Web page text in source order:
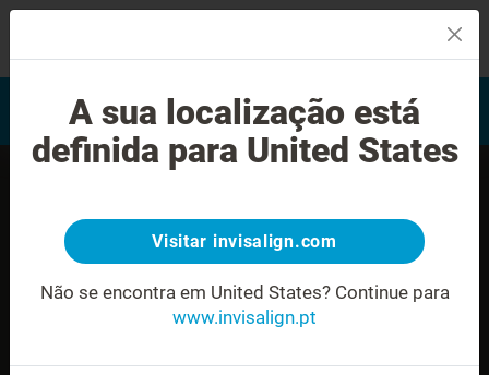
Avaliação do sorriso
Encontrar um Invisalign
provider
A sua localização está
definida para United States
Visitar invisalign.com
Não se encontra em United States? Continue para
www.invisalign.pt